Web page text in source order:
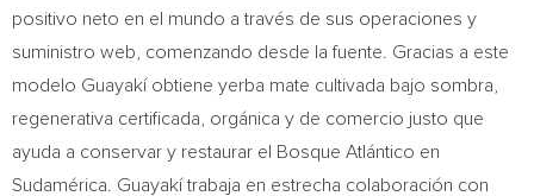
positivo neto en el mundo a través de sus operaciones y
suministro web, comenzando desde la fuente. Gracias a este
modelo Guayakí obtiene yerba mate cultivada bajo sombra,
regenerativa certificada, orgánica y de comercio justo que
ayuda a conservar y restaurar el Bosque Atlántico en
Sudamérica. Guayakí trabaja en estrecha colaboración con